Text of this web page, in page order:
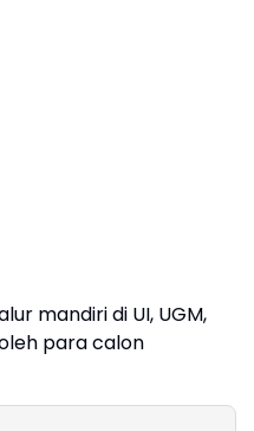
mandiri di UI, UGM,
para calon